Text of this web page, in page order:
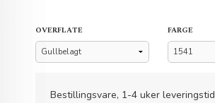
OVERFLATE FARGE
Bestillingsvare, 1-4 uker leveringstid